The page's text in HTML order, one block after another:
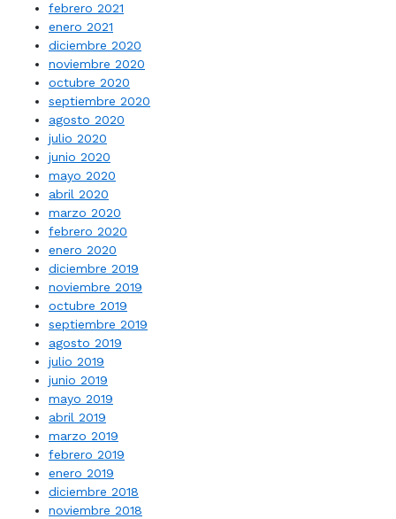
febrero 2021
enero 2021
diciembre 2020
noviembre 2020
octubre 2020
septiembre 2020
agosto 2020
julio 2020
junio 2020
mayo 2020
abril 2020
marzo 2020
febrero 2020
enero 2020
diciembre 2019
noviembre 2019
octubre 2019
septiembre 2019
agosto 2019
julio 2019
junio 2019
mayo 2019
abril 2019
marzo 2019
febrero 2019
enero 2019
diciembre 2018
noviembre 2018